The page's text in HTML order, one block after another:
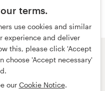
terms.
use cookies and similar
experience and deliver
this, please click 'Accept
choose 'Accept necessary'
our Cookie Notice.
par Vista